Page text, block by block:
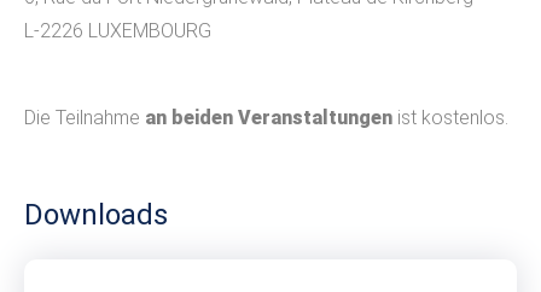
L-2226 LUXEMBOURG
Die Teilnahme an beiden Veranstaltungen ist kostenlos.
Downloads